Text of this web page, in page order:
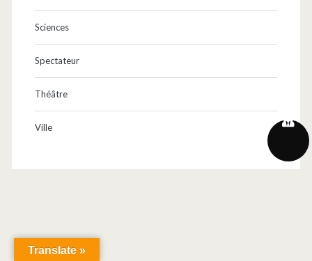
Sciences
Spectateur
Théâtre
Ville
Translate »